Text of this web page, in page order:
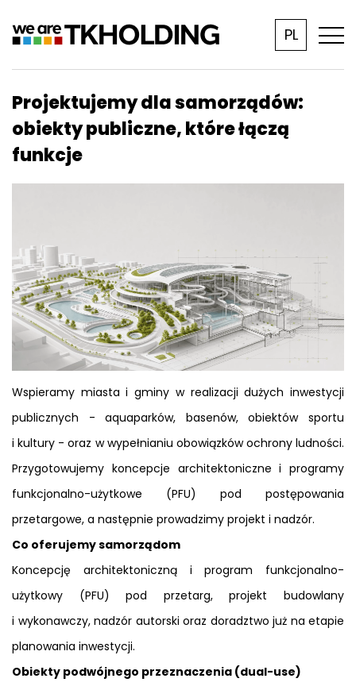
PL
Projektujemy dla samorządów:
obiekty publiczne, które łączą
funkcje
Wspieramy miasta i gminy w realizacji dużych inwestycji
publicznych - aquaparków, basenów, obiektów sportu
i kultury - oraz w wypełnianiu obowiązków ochrony ludności.
Przygotowujemy koncepcje architektoniczne i programy
funkcjonalno-użytkowe (PFU) pod postępowania
przetargowe, a następnie prowadzimy projekt i nadzór.
Co oferujemy samorządom
Koncepcję architektoniczną i program funkcjonalno-
użytkowy (PFU) pod przetarg, projekt budowlany
i wykonawczy, nadzór autorski oraz doradztwo już na etapie
planowania inwestycji.
Obiekty podwójnego przeznaczenia (dual-use)